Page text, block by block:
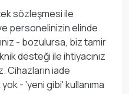
sözleşmesi ile
ve personelinizin elinde
- bozulursa, biz tamir
desteği ile ihtiyacınız
Cihazların iade
- 'yeni gibi' kullanıma